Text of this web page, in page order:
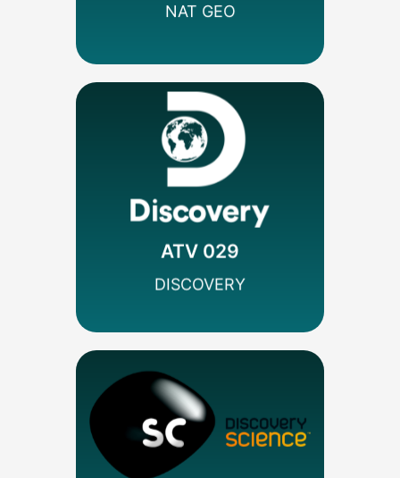
NAT GEO
ATV 029
DISCOVERY
SEÑAL SD
Documental
Codificado
MÁS INFO
Codificado
MÁS INFO